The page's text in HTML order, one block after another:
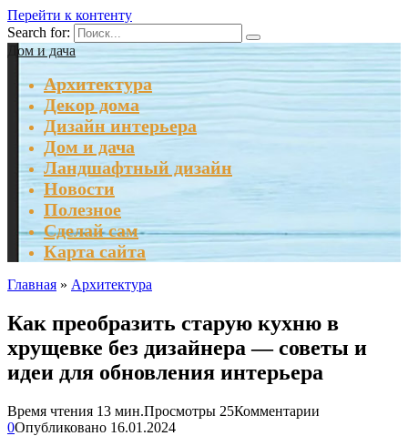
Перейти к контенту
Search for:
Дом и дача
Архитектура
Декор дома
Дизайн интерьера
Дом и дача
Ландшафтный дизайн
Новости
Полезное
Сделай сам
Карта сайта
Главная » Архитектура
Как преобразить старую кухню в
хрущевке без дизайнера — советы и
идеи для обновления интерьера
Время чтения 13 мин.Просмотры 25Комментарии
0Опубликовано 16.01.2024